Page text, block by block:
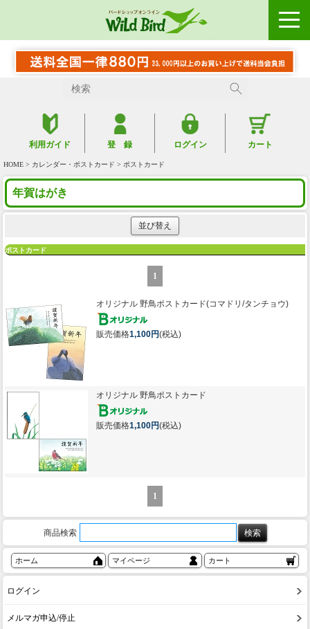
利用ガイド 登 録 ログイン カート
HOME > カレンダー・ポストカード > ポストカード
年賀はがき
並び替え
ポストカード
1
オリジナル 野鳥ポストカード(コマドリ/タンチョウ)
販売価格1,100円(税込)
オリジナル 野鳥ポストカード
販売価格1,100円(税込)
1
商品検索
ホーム マイページ カート
ログイン
メルマガ申込/停止